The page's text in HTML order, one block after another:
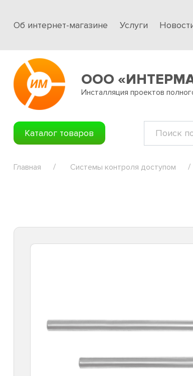
Об интернет-магазине Услуги
ООО
Инсталляция проектов
Каталог товаров
Главная Системы контроля доступом